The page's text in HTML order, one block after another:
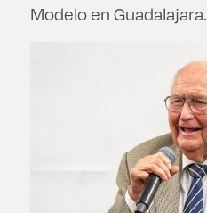
Modelo en Guadalajara.